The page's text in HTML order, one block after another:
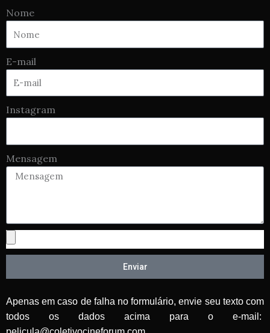
Nome
E-mail
Instagram
Mensagem
Enviar
Apenas em caso de falha no formulário, envie seu texto com
todos os dados acima para o e-mail: